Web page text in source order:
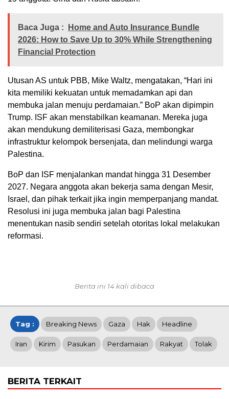
Baca Juga :
Home and Auto Insurance Bundle
2026: How to Save Up to 30% While Strengthening
Financial Protection
Utusan AS untuk PBB, Mike Waltz, mengatakan, “Hari ini
kita memiliki kekuatan untuk memadamkan api dan
membuka jalan menuju perdamaian.” BoP akan dipimpin
Trump. ISF akan menstabilkan keamanan. Mereka juga
akan mendukung demiliterisasi Gaza, membongkar
infrastruktur kelompok bersenjata, dan melindungi warga
Palestina.
BoP dan ISF menjalankan mandat hingga 31 Desember
2027. Negara anggota akan bekerja sama dengan Mesir,
Israel, dan pihak terkait jika ingin memperpanjang mandat.
Resolusi ini juga membuka jalan bagi Palestina
menentukan nasib sendiri setelah otoritas lokal melakukan
reformasi.
Berita ini 14 kali dibaca
Tag : Breaking News Gaza Hak Headline
Iran Kirim Pasukan Perdamaian Rakyat Tolak
BERITA TERKAIT